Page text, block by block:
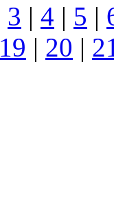
3 | 4 | 5 |
19 | 20 |